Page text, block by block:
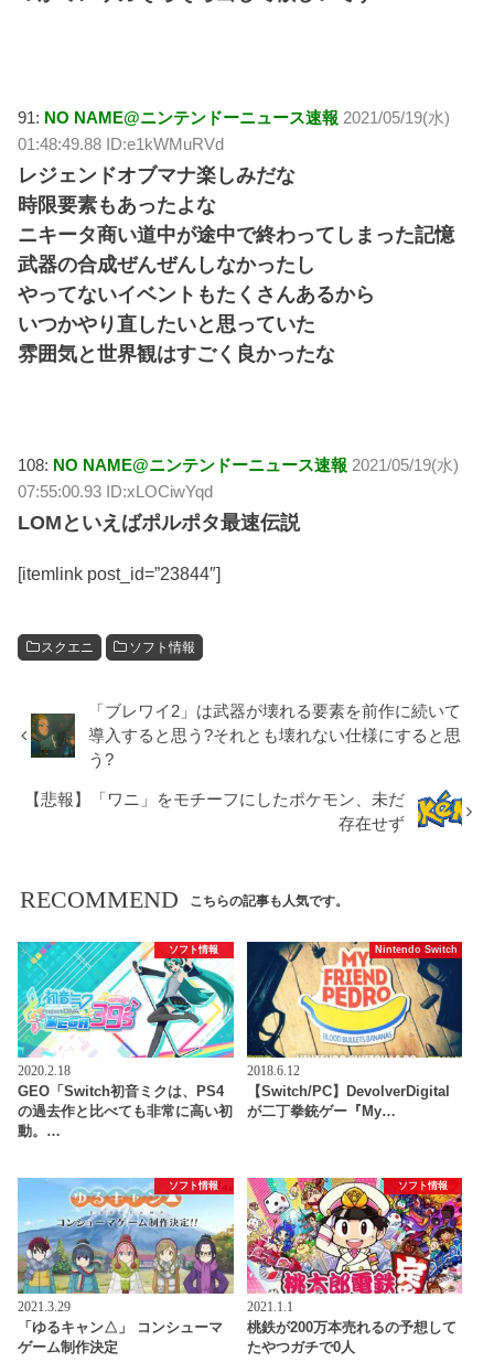
91: NO NAME@ニンテンドーニュース速報 2021/05/19(水)
01:48:49.88 ID:e1kWMuRVd
レジェンドオブマナ楽しみだな
時限要素もあったよな
ニキータ商い道中が途中で終わってしまった記憶
武器の合成ぜんぜんしなかったし
やってないイベントもたくさんあるから
いつかやり直したいと思っていた
雰囲気と世界観はすごく良かったな
108: NO NAME@ニンテンドーニュース速報 2021/05/19(水)
07:55:00.93 ID:xLOCiwYqd
LOMといえばポルポタ最速伝説
[itemlink post_id=”23844″]
スクエニ ソフト情報
「ブレワイ2」は武器が壊れる要素を前作に続いて
導入すると思う?それとも壊れない仕様にすると思
う?
【悲報】「ワニ」をモチーフにしたポケモン、未だ
存在せず
RECOMMEND こちらの記事も人気です。
ソフト情報
2020.2.18
GEO「Switch初音ミクは、PS4
の過去作と比べても非常に高い初
動。…
Nintendo Switch
2018.6.12
【Switch/PC】DevolverDigital
が二丁拳銃ゲー『My…
ソフト情報
2021.3.29
「ゆるキャン△」 コンシューマ
ゲーム制作決定
ソフト情報
2021.1.1
桃鉄が200万本売れるの予想して
たやつガチで0人